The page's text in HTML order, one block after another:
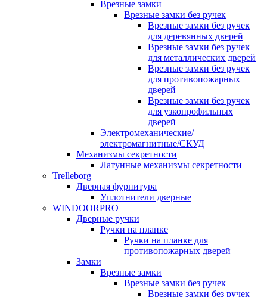
Врезные замки
Врезные замки без ручек
Врезные замки без ручек
для деревянных дверей
Врезные замки без ручек
для металлических дверей
Врезные замки без ручек
для противопожарных
дверей
Врезные замки без ручек
для узкопрофильных
дверей
Электромеханические/
электромагнитные/СКУД
Механизмы секретности
Латунные механизмы секретности
Trelleborg
Дверная фурнитура
Уплотнители дверные
WINDOORPRO
Дверные ручки
Ручки на планке
Ручки на планке для
противопожарных дверей
Замки
Врезные замки
Врезные замки без ручек
Врезные замки без ручек